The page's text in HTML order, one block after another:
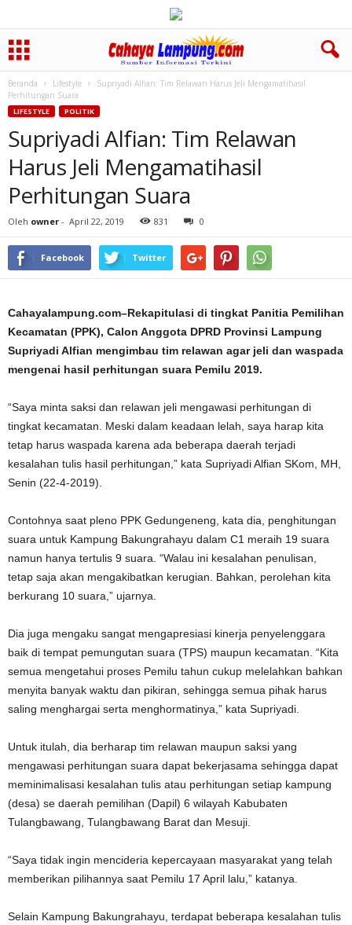
Beranda Lifestyle
Supriyadi Alfian: Tim Relawan Harus Jeli Mengamatihasil
Perhitungan Suara
LIFESTYLE POLITIK
Supriyadi Alfian: Tim Relawan
Harus Jeli Mengamatihasil
Perhitungan Suara
Oleh owner - April 22, 2019 831 0
Facebook Twitter
Cahayalampung.com–Rekapitulasi di tingkat Panitia Pemilihan
Kecamatan (PPK), Calon Anggota DPRD Provinsi Lampung
Supriyadi Alfian mengimbau tim relawan agar jeli dan waspada
mengenai hasil perhitungan suara Pemilu 2019.
“Saya minta saksi dan relawan jeli mengawasi perhitungan di
tingkat kecamatan. Meski dalam keadaan lelah, saya harap kita
tetap harus waspada karena ada beberapa daerah terjadi
kesalahan tulis hasil perhitungan,” kata Supriyadi Alfian SKom, MH,
Senin (22-4-2019).
Contohnya saat pleno PPK Gedungeneng, kata dia, penghitungan
suara untuk Kampung Bakungrahayu dalam C1 meraih 19 suara
namun hanya tertulis 9 suara. “Walau ini kesalahan penulisan,
tetap saja akan mengakibatkan kerugian. Bahkan, perolehan kita
berkurang 10 suara,” ujarnya.
Dia juga mengaku sangat mengapresiasi kinerja penyelenggara
baik di tempat pemungutan suara (TPS) maupun kecamatan. “Kita
semua mengetahui proses Pemilu tahun cukup melelahkan bahkan
menyita banyak waktu dan pikiran, sehingga semua pihak harus
saling menghargai serta menghormatinya,” kata Supriyadi.
Untuk itulah, dia berharap tim relawan maupun saksi yang
mengawasi perhitungan suara dapat bekerjasama sehingga dapat
meminimalisasi kesalahan tulis atau perhitungan setiap kampung
(desa) se daerah pemilihan (Dapil) 6 wilayah Kabubaten
Tulangbawang, Tulangbawang Barat dan Mesuji.
“Saya tidak ingin mencideria kepercayaan masyarakat yang telah
memberikan pilihannya saat Pemilu 17 April lalu,” katanya.
Selain Kampung Bakungrahayu, terdapat beberapa kesalahan tulis